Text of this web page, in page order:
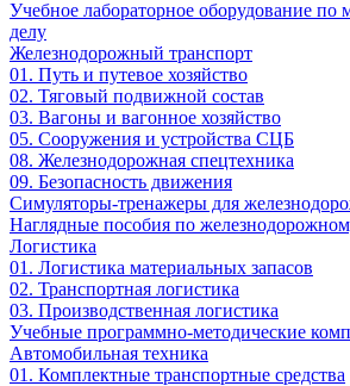
Учебное лабораторное оборудование по
делу
Железнодорожный транспорт
01. Путь и путевое хозяйство
02. Тяговый подвижной состав
03. Вагоны и вагонное хозяйство
05. Сооружения и устройства СЦБ
08. Железнодорожная спецтехника
09. Безопасность движения
Симуляторы-тренажеры для
Наглядные пособия по
Логистика
01. Логистика материальных запасов
02. Транспортная логистика
03. Производственная логистика
Учебные программно-методические
Автомобильная техника
01. Комплектные транспортные средства